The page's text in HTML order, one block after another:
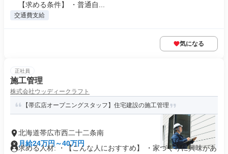
【求める条件】 ・普通自...
交通費支給
気になる
正社員
施工管理
株式会社ウッディークラフト
【帯広店オープニングスタッフ】住宅建設の施工管理
北海道帯広市西二十二条南
月給24万円～40万円
求める人材: ・【こんな人におすすめ】 ・家づくりに興味があ